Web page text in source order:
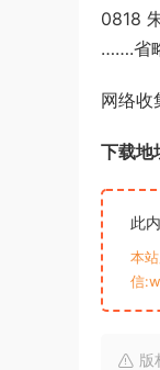
0818
…….省
网络收
下载地
此
本
信
版